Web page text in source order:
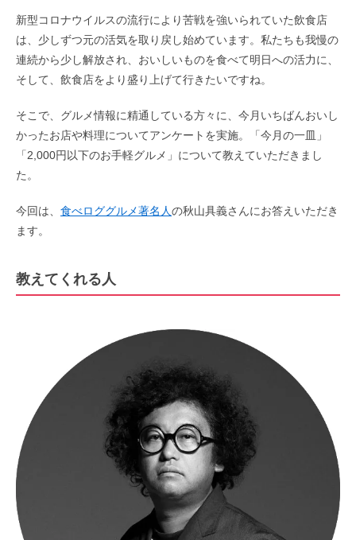
新型コロナウイルスの流行により苦戦を強いられていた飲食店
は、少しずつ元の活気を取り戻し始めています。私たちも我慢の
連続から少し解放され、おいしいものを食べて明日への活力に、
そして、飲食店をより盛り上げて行きたいですね。
そこで、グルメ情報に精通している方々に、今月いちばんおいし
かったお店や料理についてアンケートを実施。「今月の一皿」
「2,000円以下のお手軽グルメ」について教えていただきまし
た。
今回は、 食べロググルメ著名人の秋山具義さんにお答えいただき
ます。
教えてくれる人